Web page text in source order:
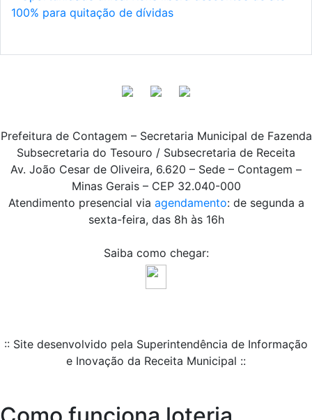
100% para quitação de dívidas
Prefeitura de Contagem – Secretaria Municipal de Fazenda
Subsecretaria do Tesouro / Subsecretaria de Receita
Av. João Cesar de Oliveira, 6.620 – Sede – Contagem –
Minas Gerais – CEP 32.040-000
Atendimento presencial via agendamento: de segunda a
sexta-feira, das 8h às 16h
Saiba como chegar:
:: Site desenvolvido pela Superintendência de Informação
e Inovação da Receita Municipal ::